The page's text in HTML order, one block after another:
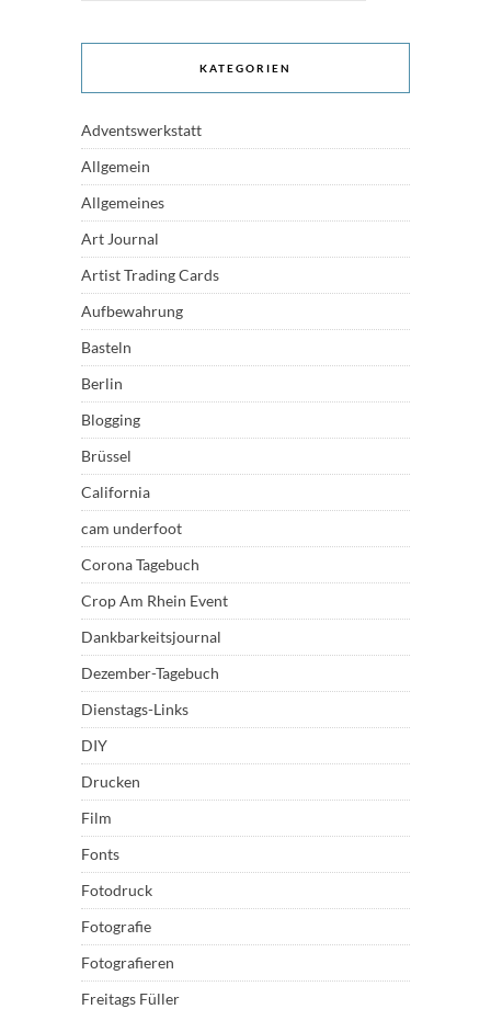
KATEGORIEN
Adventswerkstatt
Allgemein
Allgemeines
Art Journal
Artist Trading Cards
Aufbewahrung
Basteln
Berlin
Blogging
Brüssel
California
cam underfoot
Corona Tagebuch
Crop Am Rhein Event
Dankbarkeitsjournal
Dezember-Tagebuch
Dienstags-Links
DIY
Drucken
Film
Fonts
Fotodruck
Fotografie
Fotografieren
Freitags Füller